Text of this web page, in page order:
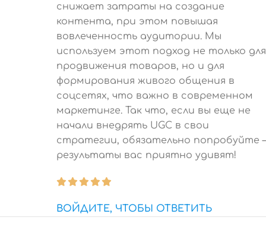
снижает затраты на создание
контента, при этом повышая
вовлеченность аудитории. Мы
используем этот подход не только для
продвижения товаров, но и для
формирования живого общения в
соцсетях, что важно в современном
маркетинге. Так что, если вы еще не
начали внедрять UGC в свои
стратегии, обязательно попробуйте –
результаты вас приятно удивят!
ВОЙДИТЕ, ЧТОБЫ ОТВЕТИТЬ